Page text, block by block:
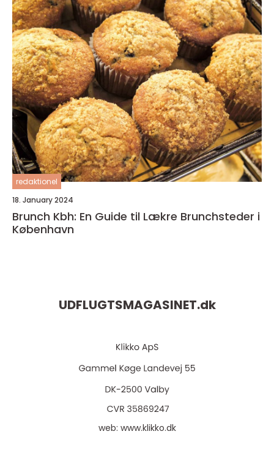
redaktionel
18. January 2024
Brunch Kbh: En Guide til Lækre Brunchsteder i
København
UDFLUGTSMAGASINET.dk
web: www.klikko.dk